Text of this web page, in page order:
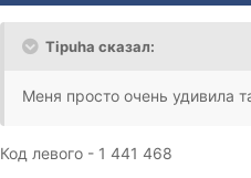
Tipuha сказал:
Меня просто очень удивила
Код левого - 1 441 468